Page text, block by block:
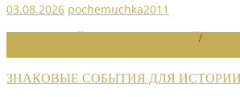
03.08.2026 pochemuchka2011
/
ЗНАКОВЫЕ СОБЫТИЯ ДЛЯ